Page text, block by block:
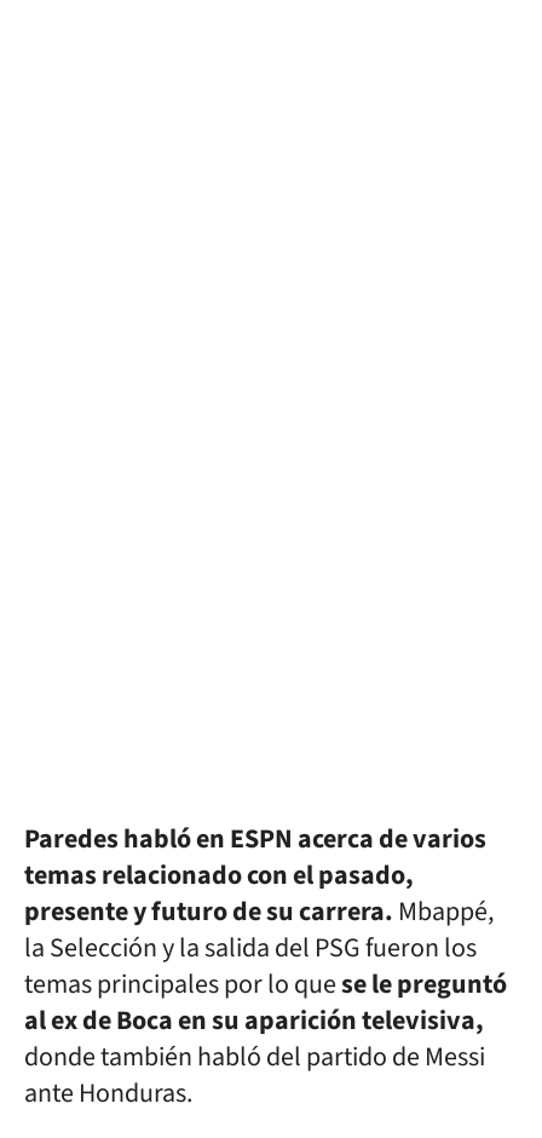
Paredes habló en ESPN acerca de varios
temas relacionado con el pasado,
presente y futuro de su carrera. Mbappé,
la Selección y la salida del PSG fueron los
temas principales por lo quese le preguntó
al ex de Boca en su aparición televisiva,
donde también habló del partido de Messi
ante Honduras.